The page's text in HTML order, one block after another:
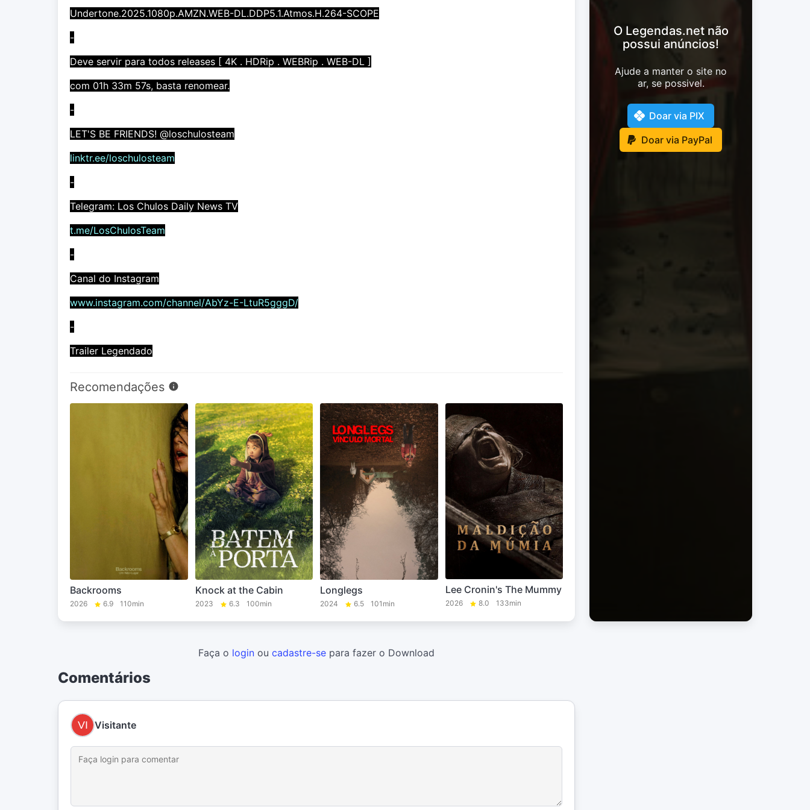
Undertone.2025.1080p.AMZN.WEB-DL.DDP5.1.Atmos.H.264-SCOPE
-
Deve servir para todos releases [ 4K . HDRip . WEBRip . WEB-DL ]
com 01h 33m 57s, basta renomear.
-
LET'S BE FRIENDS! @loschulosteam
linktr.ee/loschulosteam
-
Telegram: Los Chulos Daily News TV
t.me/LosChulosTeam
-
Canal do Instagram
www.instagram.com/channel/AbYz-E-LtuR5gggD/
-
Trailer Legendado
Recomendações
Backrooms
2026 6.9 110min
Knock at the Cabin
2023 6.3 100min
Longlegs
2024 6.5 101min
Lee Cronin's The Mummy
2026 8.0 133min
O Legendas.net não
possui anúncios!
Ajude a manter o site no
ar, se possivel.
Doar via PIX
Doar via PayPal
Faça o login ou cadastre-se para fazer o Download
Comentários
Visitante